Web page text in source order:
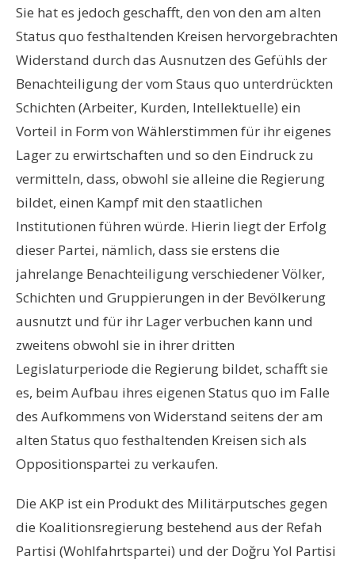
Sie hat es jedoch geschafft, den von den am alten
Status quo festhaltenden Kreisen hervorgebrachten
Widerstand durch das Ausnutzen des Gefühls der
Benachteiligung der vom Staus quo unterdrückten
Schichten (Arbeiter, Kurden, Intellektuelle) ein
Vorteil in Form von Wählerstimmen für ihr eigenes
Lager zu erwirtschaften und so den Eindruck zu
vermitteln, dass, obwohl sie alleine die Regierung
bildet, einen Kampf mit den staatlichen
Institutionen führen würde. Hierin liegt der Erfolg
dieser Partei, nämlich, dass sie erstens die
jahrelange Benachteiligung verschiedener Völker,
Schichten und Gruppierungen in der Bevölkerung
ausnutzt und für ihr Lager verbuchen kann und
zweitens obwohl sie in ihrer dritten
Legislaturperiode die Regierung bildet, schafft sie
es, beim Aufbau ihres eigenen Status quo im Falle
des Aufkommens von Widerstand seitens der am
alten Status quo festhaltenden Kreisen sich als
Oppositionspartei zu verkaufen.
Die AKP ist ein Produkt des Militärputsches gegen
die Koalitionsregierung bestehend aus der Refah
Partisi (Wohlfahrtspartei) und der Doğru Yol Partisi